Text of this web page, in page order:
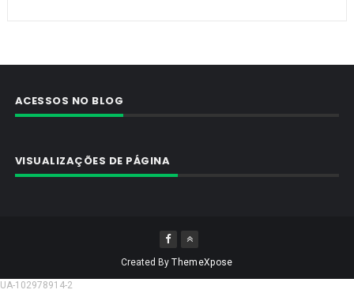
ACESSOS NO BLOG
VISUALIZAÇÕES DE PÁGINA
Created ByThemeXpose
UA-102978914-2